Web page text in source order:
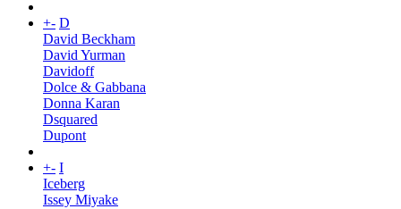
+- D
David Beckham
David Yurman
Davidoff
Dolce & Gabbana
Donna Karan
Dsquared
Dupont
+- I
Iceberg
Issey Miyake